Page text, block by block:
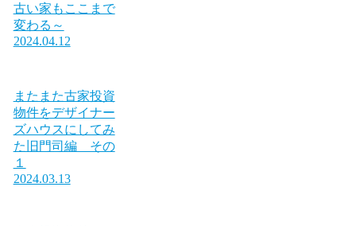
古い家もここまで
変わる～
2024.04.12
またまた古家投資
物件をデザイナー
ズハウスにしてみ
た旧門司編 その
１
2024.03.13